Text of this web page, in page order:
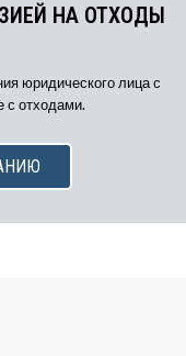
НА ОТХОДЫ
юридического лица с
с отходами.